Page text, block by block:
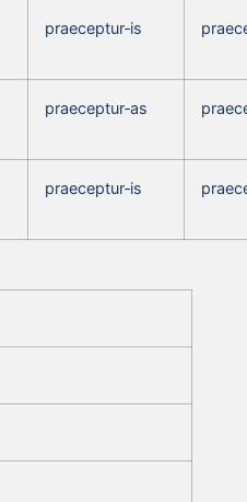
praeceptur‑is
praeceptur‑as
praeceptur‑is